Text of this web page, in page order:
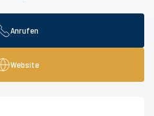
Anrufen
Website